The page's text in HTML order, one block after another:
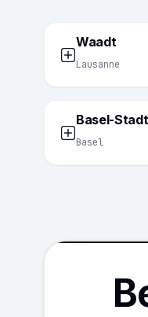
Waadt
Lausanne
Basel-Stadt
Basel